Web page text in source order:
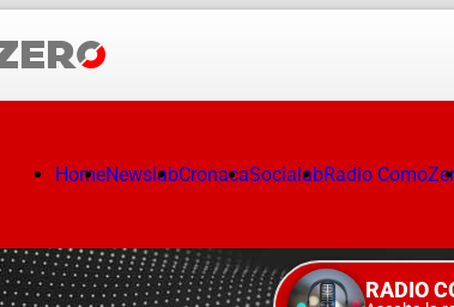
HomeNewslabCronacaSocialabRadio
RADIO